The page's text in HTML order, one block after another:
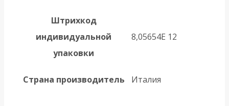
Штрихкод
индивидуальной
упаковки
8,05654E 12
Страна производитель Италия